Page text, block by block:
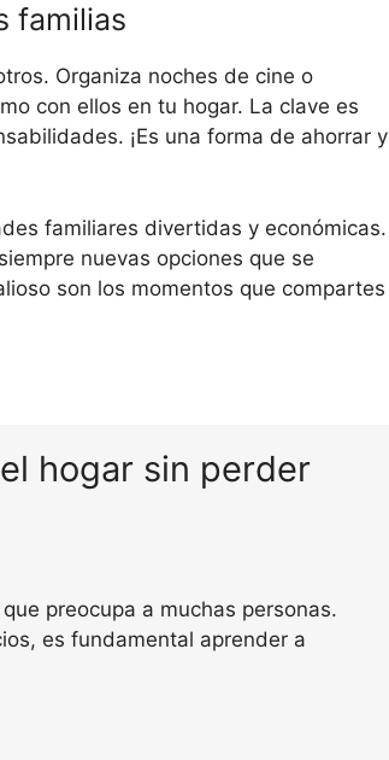
familias
Organiza noches de cine o
con ellos en tu hogar. La clave es
¡Es una forma de ahorrar y
familiares divertidas y económicas.
nuevas opciones que se
son los momentos que compartes
hogar sin perder
preocupa a muchas personas.
es fundamental aprender a